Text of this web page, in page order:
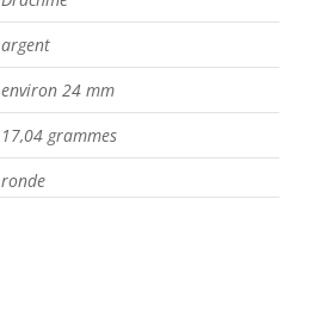
argent
environ 24 mm
17,04 grammes
ronde